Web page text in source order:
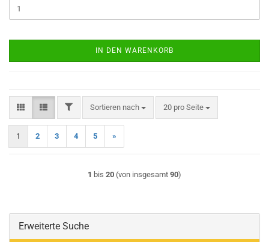
IN DEN WARENKORB
FILTERSortieren nach
Sortieren nach 20 pro Seite
pro Seite
1 2 3 4 5 »
1 bis 20 (von insgesamt 90)
Erweiterte Suche